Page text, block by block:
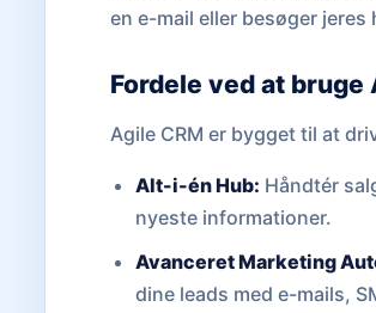
en e-mail eller besøger jeres
Fordele ved at bruge
Agile CRM er bygget til at
Alt-i-én Hub: Håndtér
nyeste informationer.
Avanceret Marketing
dine leads med e-mails,